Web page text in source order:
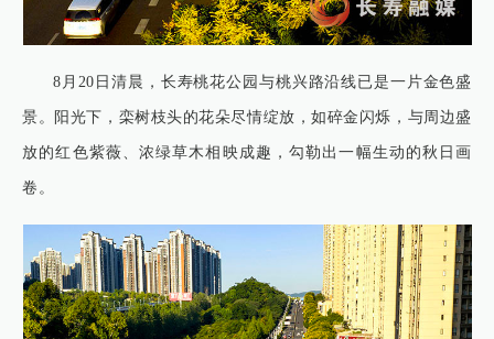
8月20日清晨，长寿桃花公园与桃兴路沿线已是一片金色盛
景。阳光下，栾树枝头的花朵尽情绽放，如碎金闪烁，与周边盛
放的红色紫薇、浓绿草木相映成趣，勾勒出一幅生动的秋日画
卷。